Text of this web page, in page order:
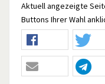
Aktuell angezeigte
Buttons Ihrer Wahl